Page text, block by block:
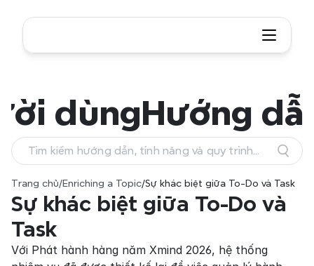
Trang chủ/Enriching a Topic/Sự khác biệt giữa To-Do và Task
Sự khác biệt giữa To-Do và
Task
Với Phát hành hàng năm Xmind 2026, hệ thống
dùngHướng
Tìm kiếm hướng dẫn, tính năng và quy trình
làm việc